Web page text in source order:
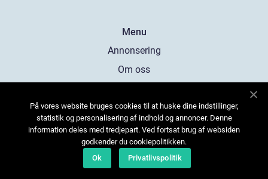
Menu
Annonsering
Om oss
Kontakta oss
Sitemap
På vores website bruges cookies til at huske dine indstillinger,
statistik og personalisering af indhold og annoncer. Denne
information deles med tredjepart. Ved fortsat brug af websiden
godkender du cookiepolitikken.
Ok
Privatlivspolitik